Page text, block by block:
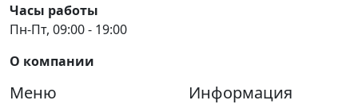
Часы работы
Пн-Пт, 09:00 - 19:00
О компании
Меню Информация